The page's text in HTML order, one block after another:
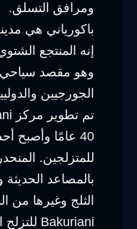
ومرافق التسلق.
باكورياني هي
إنه المنتجع
وهو مقصد سياحي
الجورجيين
40 عامًا وأصبح
للمتزلجين.
بالمصاعد
الثلج وغيرها من